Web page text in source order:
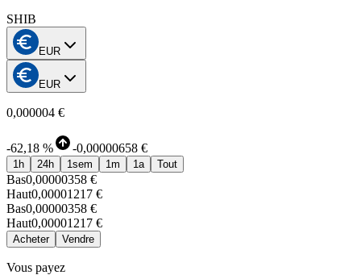
SHIB
EUR
EUR
0,000004 €
-62,18 % -0,00000658 €
1h 24h 1sem 1m 1a Tout
Bas0,00000358 €
Haut0,00001217 €
Bas0,00000358 €
Haut0,00001217 €
Acheter Vendre
Vous payez